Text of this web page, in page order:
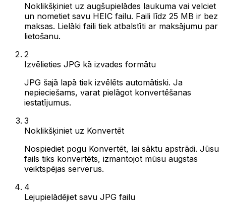
Noklikšķiniet uz augšupielādes laukuma vai velciet
un nometiet savu HEIC failu. Faili līdz 25 MB ir bez
maksas. Lielāki faili tiek atbalstīti ar maksājumu par
lietošanu.
2
Izvēlieties JPG kā izvades formātu
JPG šajā lapā tiek izvēlēts automātiski. Ja
nepieciešams, varat pielāgot konvertēšanas
iestatījumus.
3
Noklikšķiniet uz Konvertēt
Nospiediet pogu Konvertēt, lai sāktu apstrādi. Jūsu
fails tiks konvertēts, izmantojot mūsu augstas
veiktspējas serverus.
4
Lejupielādējiet savu JPG failu